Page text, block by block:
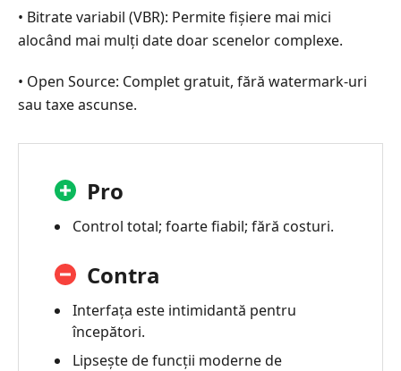
• Bitrate variabil (VBR): Permite fișiere mai mici
alocând mai mulți date doar scenelor complexe.
• Open Source: Complet gratuit, fără watermark-uri
sau taxe ascunse.
Pro
Control total; foarte fiabil; fără costuri.
Contra
Interfața este intimidantă pentru
începători.
Lipsește de funcții moderne de